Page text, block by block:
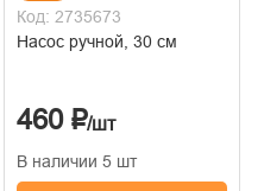
Код: 2735673
Насос ручной, 30 см
460 ₽/шт
В наличии 5 шт